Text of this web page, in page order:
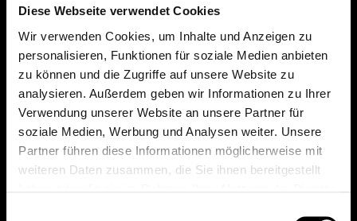
Diese Webseite verwendet Cookies
Wir verwenden Cookies, um Inhalte und Anzeigen zu
personalisieren, Funktionen für soziale Medien anbieten
zu können und die Zugriffe auf unsere Website zu
analysieren. Außerdem geben wir Informationen zu Ihrer
Verwendung unserer Website an unsere Partner für
soziale Medien, Werbung und Analysen weiter. Unsere
Partner führen diese Informationen möglicherweise mit
weiteren Daten zusammen, die Sie ihnen bereitgestellt
Das erste Depot in Österreich mit 0€ Kontoführung,
0€ Ausgabeaufschlag und 0€ Depotgebühren bei
knapp 2000 Fonds und 0€ Orderspesen.